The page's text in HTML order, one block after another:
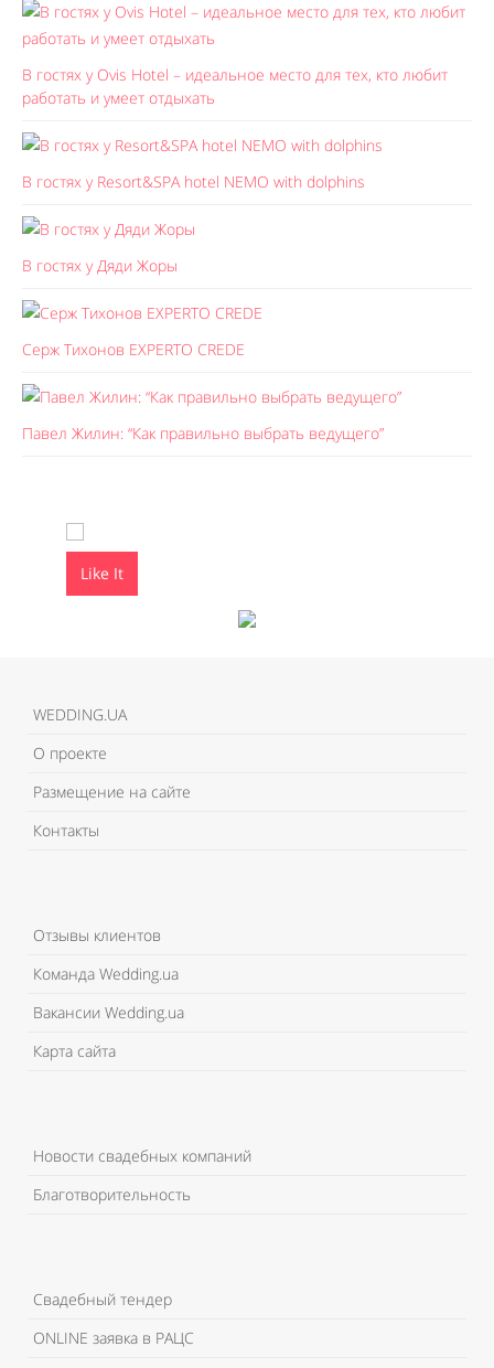
В гостях у Ovis Hotel – идеальное место для тех, кто любит
работать и умеет отдыхать
В гостях у Resort&SPA hotel NEMO with dolphins
В гостях у Дяди Жоры
Серж Тихонов EXPERTO CREDE
Павел Жилин: “Как правильно выбрать ведущего”
Like It
WEDDING.UA
О проекте
Размещение на сайте
Контакты
Отзывы клиентов
Команда Wedding.ua
Вакансии Wedding.ua
Карта сайта
Новости свадебных компаний
Благотворительность
Свадебный тендер
ONLINE заявка в РАЦС